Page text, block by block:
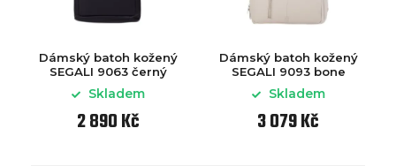
Dámský batoh kožený
SEGALI 9063 černý
Skladem
2 890 Kč
Dámský batoh kožený
SEGALI 9093 bone
Skladem
3 079 Kč